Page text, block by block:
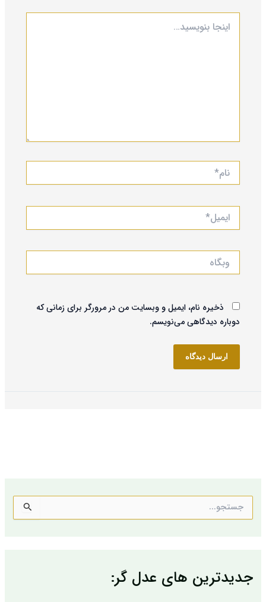
بنویسید…
ایمیل*
ذخیره نام، ایمیل و وبسایت من در مرورگر برای زمانی که
دوباره دیدگاهی می‌نویسم.
س
ر
جدیدترین های عدل گر: